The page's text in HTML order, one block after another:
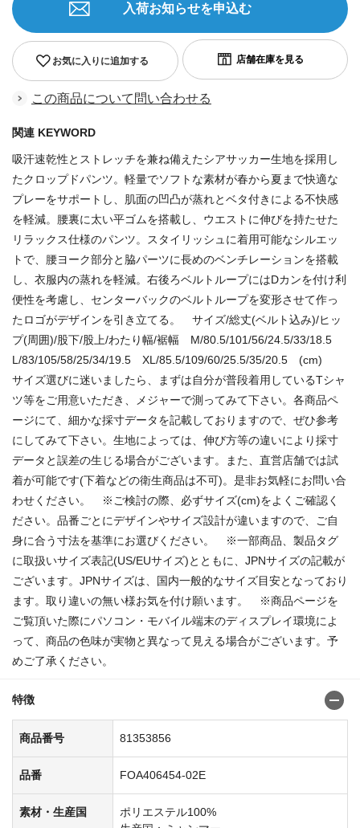
お気に入りに追加する
入荷お知らせを申込む
この商品について問い合わせる
関連 KEYWORD
吸汗速乾性とストレッチを兼ね備えたシアサッカー生地を採用し
たクロップドパンツ。軽量でソフトな素材が春から夏まで快適な
プレーをサポートし、肌面の凹凸が蒸れとベタ付きによる不快感
を軽減。腰裏に太い平ゴムを搭載し、ウエストに伸びを持たせた
リラックス仕様のパンツ。スタイリッシュに着用可能なシルエッ
トで、腰ヨーク部分と脇パーツに長めのベンチレーションを搭載
し、衣服内の蒸れを軽減。右後ろベルトループにはDカンを付け利
便性を考慮し、センターバックのベルトループを変形させて作っ
たロゴがデザインを引き立てる。 サイズ/総丈(ベルト込み)/ヒッ
プ(周囲)/股下/股上/わたり幅/裾幅 M/80.5/101/56/24.5/33/18.5
L/83/105/58/25/34/19.5 XL/85.5/109/60/25.5/35/20.5 (cm)
サイズ選びに迷いましたら、まずは自分が普段着用しているTシャ
ツ等をご用意いただき、メジャーで測ってみて下さい。各商品ペ
ージにて、細かな採寸データを記載しておりますので、ぜひ参考
にしてみて下さい。生地によっては、伸び方等の違いにより採寸
データと誤差の生じる場合がございます。また、直営店舗では試
着が可能です(下着などの衛生商品は不可)。是非お気軽にお問い合
わせください。 ※ご検討の際、必ずサイズ(cm)をよくご確認く
ださい。品番ごとにデザインやサイズ設計が違いますので、ご自
身に合う寸法を基準にお選びください。 ※一部商品、製品タグ
に取扱いサイズ表記(US/EUサイズ)とともに、JPNサイズの記載が
ございます。JPNサイズは、国内一般的なサイズ目安となっており
ます。取り違いの無い様お気を付け願います。 ※商品ページを
ご覧頂いた際にパソコン・モバイル端末のディスプレイ環境によ
って、商品の色味が実物と異なって見える場合がございます。予
めご了承ください。
特徴
商品番号 81353856
品番 FOA406454-02E
素材・生産国
ポリエステル100%